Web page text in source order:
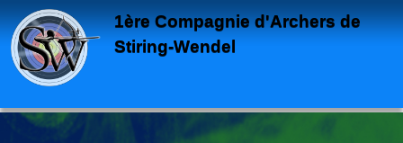
1ère Compagnie d'Archers de
Stiring-Wendel
Panneau de gestion des cookies